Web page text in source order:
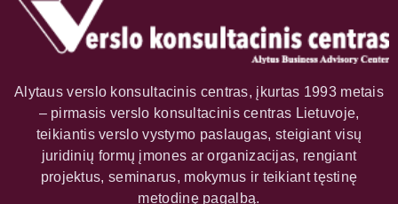
Alytaus verslo konsultacinis centras, įkurtas 1993 metais
– pirmasis verslo konsultacinis centras Lietuvoje,
teikiantis verslo vystymo paslaugas, steigiant visų
juridinių formų įmones ar organizacijas, rengiant
projektus, seminarus, mokymus ir teikiant tęstinę
metodinę pagalbą.